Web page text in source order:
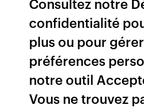
confidentialité
plus ou pour
préférences
notre outil
Vous ne trouvez